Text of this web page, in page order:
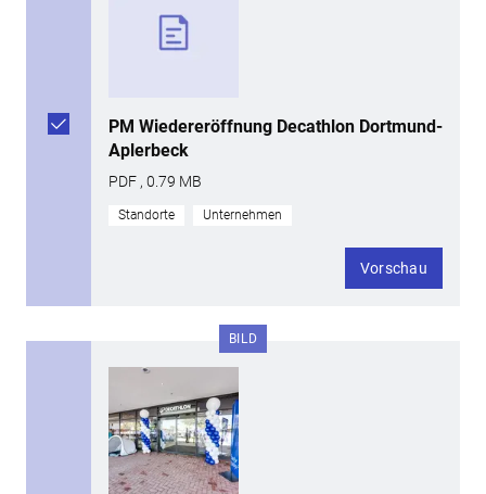
PM Wiedereröffnung Decathlon Dortmund-
Aplerbeck
PDF , 0.79 MB
Standorte Unternehmen
Vorschau
BILD